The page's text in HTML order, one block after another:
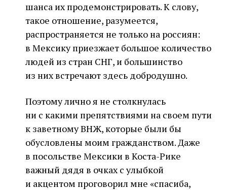
шанса их продемонстрировать. К слову,
такое отношение, разумеется,
распространяется не только на россиян:
в Мексику приезжает большое количество
людей из стран СНГ, и большинство
из них встречают здесь добродушно.
Поэтому лично я не столкнулась
ни с какими препятствиями на своем пути
к заветному ВНЖ, которые были бы
обусловлены моим гражданством. Даже
в посольстве Мексики в Коста-Рике
важный дядя в очках с улыбкой
и акцентом проговорил мне «спасиба,